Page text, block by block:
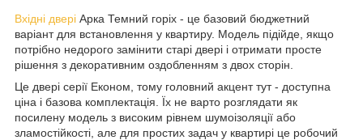
Вхідні двері Арка Темний горіх - це базовий бюджетний
варіант для встановлення у квартиру. Модель підійде, якщо
потрібно недорого замінити старі двері і отримати просте
рішення з декоративним оздобленням з двох сторін.
Це двері серії Економ, тому головний акцент тут - доступна
ціна і базова комплектація. Їх не варто розглядати як
посилену модель з високим рівнем шумоізоляції або
зламостійкості, але для простих задач у квартирі це робочий